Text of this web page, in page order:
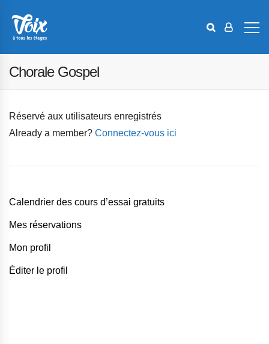
Chorale Gospel
Réservé aux utilisateurs enregistrés
Already a member? Connectez-vous ici
Calendrier des cours d’essai gratuits
Mes réservations
Mon profil
Éditer le profil